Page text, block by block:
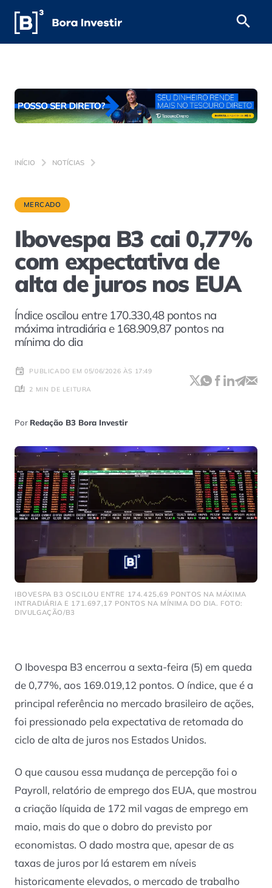
INÍCIO NOTÍCIAS
MERCADO
Ibovespa B3 cai 0,77%
com expectativa de
alta de juros nos EUA
Índice oscilou entre 170.330,48 pontos na
máxima intradiária e 168.909,87 pontos na
mínima do dia
PUBLICADO EM 05/06/2026 ÀS 17:49
2 MIN DE LEITURA
Por Redação B3 Bora Investir
IBOVESPA B3 OSCILOU ENTRE 174.425,69 PONTOS NA MÁXIMA
INTRADIÁRIA E 171.697,17 PONTOS NA MÍNIMA DO DIA. FOTO:
DIVULGAÇÃO/B3
O Ibovespa B3 encerrou a sexta-feira (5) em queda
de 0,77%, aos 169.019,12 pontos. O índice, que é a
principal referência no mercado brasileiro de ações,
foi pressionado pela expectativa de retomada do
ciclo de alta de juros nos Estados Unidos.
O que causou essa mudança de percepção foi o
Payroll, relatório de emprego dos EUA, que mostrou
a criação líquida de 172 mil vagas de emprego em
maio, mais do que o dobro do previsto por
economistas. O dado mostra que, apesar de as
taxas de juros por lá estarem em níveis
historicamente elevados, o mercado de trabalho